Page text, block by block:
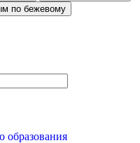
по бежевому
образования